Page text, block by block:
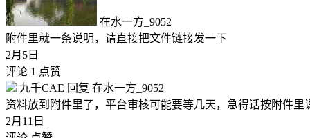
在水一方_9052
附件里就一条说明，请直接把文件链接发一下
2月5日
评论 1 点赞
九千CAE 回复 在水一方_9052
资料放到附件里了，平台审核可能要等几天，急得话按附件里
2月11日